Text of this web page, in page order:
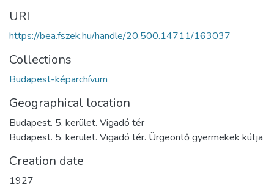
URI
https://bea.fszek.hu/handle/20.500.14711/163037
Collections
Budapest-képarchívum
Geographical location
Budapest. 5. kerület. Vigadó tér
Budapest. 5. kerület. Vigadó tér. Ürgeöntő gyermekek kútja
Creation date
1927